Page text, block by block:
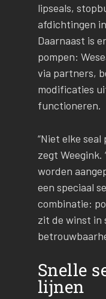
lipseals,
afdichtingen
Daarnaast is
pompen:
via partners,
modificaties
functioneren.
“Niet elke seal
zegt Weegink.
worden
een speciaal
combinatie:
zit de winst in
Snelle
lijnen